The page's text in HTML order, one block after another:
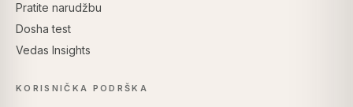
Pratite narudžbu
Dosha test
Vedas Insights
KORISNIČKA PODRŠKA